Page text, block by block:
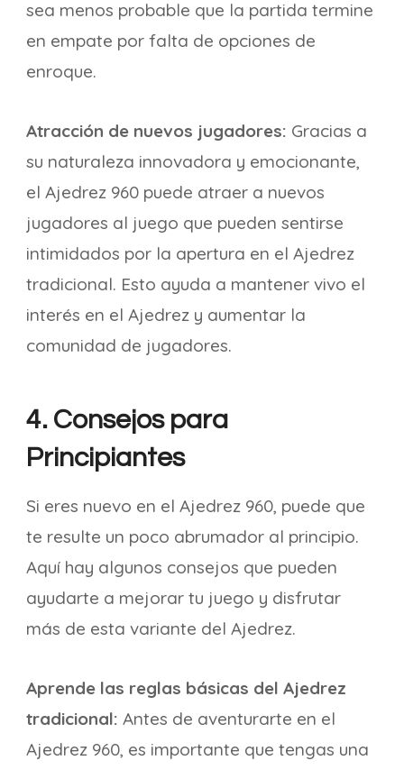
sea menos probable que la partida termine
en empate por falta de opciones de
enroque.
Atracción de nuevos jugadores: Gracias a
su naturaleza innovadora y emocionante,
el Ajedrez 960 puede atraer a nuevos
jugadores al juego que pueden sentirse
intimidados por la apertura en el Ajedrez
tradicional. Esto ayuda a mantener vivo el
interés en el Ajedrez y aumentar la
comunidad de jugadores.
4. Consejos para
Principiantes
Si eres nuevo en el Ajedrez 960, puede que
te resulte un poco abrumador al principio.
Aquí hay algunos consejos que pueden
ayudarte a mejorar tu juego y disfrutar
más de esta variante del Ajedrez.
Aprende las reglas básicas del Ajedrez
tradicional: Antes de aventurarte en el
Ajedrez 960, es importante que tengas una